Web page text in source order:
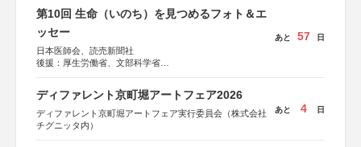
第10回 生命（いのち）を見つめるフォト＆エ
ッセー
日本医師会、読売新聞社
後援：厚生労働省、文部科学省
しん生命保険株式会社
あと 57 日
ディファレント京町堀アートフェア2026
ディファレント京町堀アートフェア実行委員会（株式会社
チグニッタ内）
あと 4 日